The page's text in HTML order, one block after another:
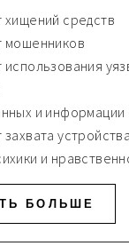
хищений средств
мошенников
и информации
и
БОЛЬШЕ